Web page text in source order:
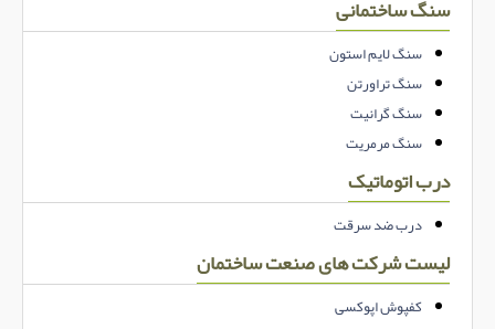
سنگ ساختمانی
سنگ لایم استون
سنگ تراورتن
سنگ گرانیت
سنگ مرمریت
درب اتوماتیک
درب ضد سرقت
لیست شرکت های صنعت ساختمان
کفپوش اپوکسی